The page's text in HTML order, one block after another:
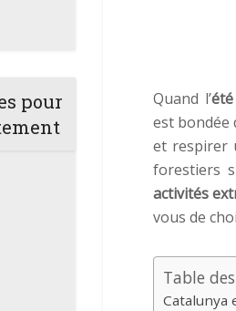
pour
Quand l’été
est bondée
et respirer
forestiers
activités
vous de
Table
Catalunya